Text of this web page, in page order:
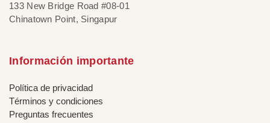
133 New Bridge Road #08-01
Chinatown Point, Singapur
Información importante
Política de privacidad
Términos y condiciones
Preguntas frecuentes